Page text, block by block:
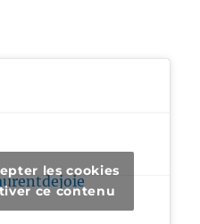
les cookies
ce contenu